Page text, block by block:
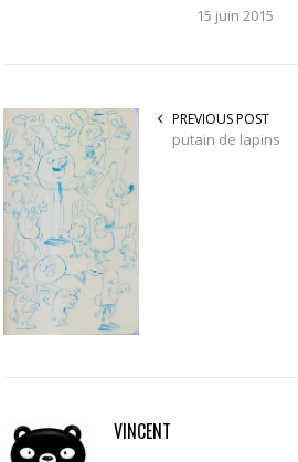
15 juin 2015
PREVIOUS POST
putain de lapins
VINCENT